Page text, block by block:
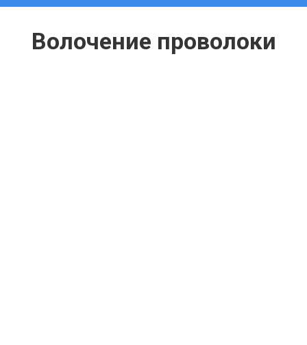
Волочение проволоки